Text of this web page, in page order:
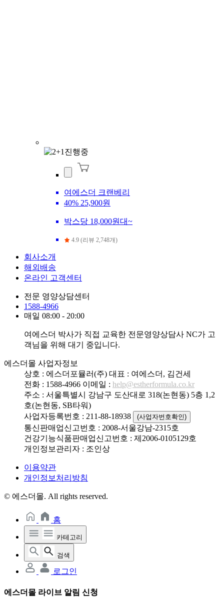
여에스더 크랜베리
40% 25,900원
박스당 18,000원대~
4.9 (리뷰 2,748개)
회사소개
해외배송
온라인 고객센터
전문 영양상담센터
1588-4966
매일 08:00 - 20:00
여에스더 박사가 직접 교육한 전문영양상담사 NC가 고
객님을 위해 대기 중입니다.
에스더몰 사업자정보
상호 : 에스더포뮬러(주) 대표 : 여에스더, 김건세
전화 : 1588-4966 이메일 : help@estherformula.co.kr
주소 : 서울특별시 강남구 도산대로 318(논현동) 5층 1,2
호(논현동, SB타워)
사업자등록번호 : 211-88-18938
(사업자번호확인)
통신판매업신고번호 : 2008-서울강남-2315호
건강기능식품판매업신고번호 : 제2006-0105129호
개인정보관리자 : 조인상
이용약관
개인정보처리방침
© 에스더몰. All rights reserved.
홈
카테고리
검색
로그인
에스더몰 라이브 알림 신청